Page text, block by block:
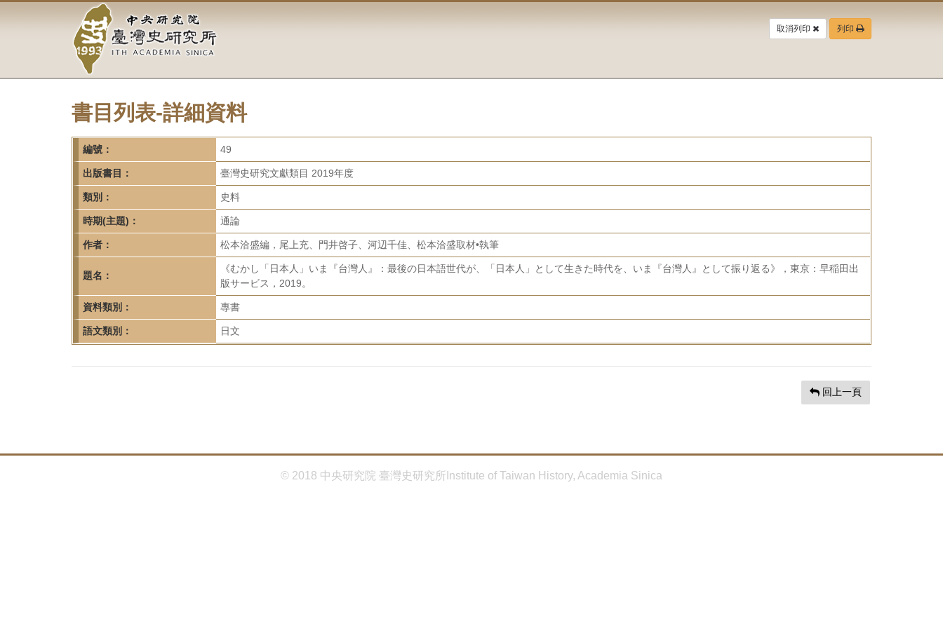
容
中
央
研
究
院-
臺
灣
史
研
究
所-
首
頁
取消列印 列印
書目列表-詳細資料
編號： 49
出版書目： 臺灣史研究文獻類目 2019年度
類別： 史料
時期(主題)： 通論
作者： 松本洽盛編，尾上充、門井啓子、河辺千佳、松本洽盛取材•執筆
題名：
《むかし「日本人」いま『台灣人』：最後の日本語世代が、「日本人」として生きた時代を、いま『台灣人』として振り返る》，東京：早稲田出
版サービス，2019。
資料類別： 專書
語文類別： 日文
回上一頁
© 2018 中央研究院 臺灣史研究所Institute of Taiwan History, Academia Sinica